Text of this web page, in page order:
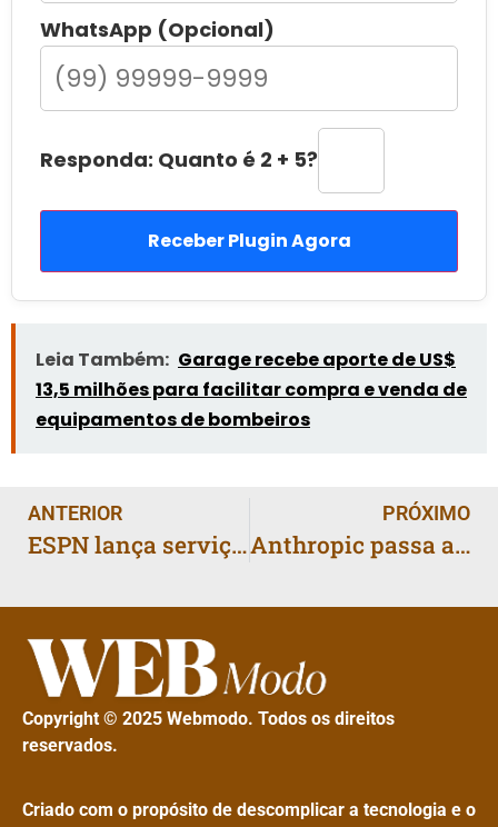
WhatsApp (Opcional)
Responda: Quanto é 2 + 5?
Receber Plugin Agora
Leia Também: Garage recebe aporte de US$
13,5 milhões para facilitar compra e venda de
equipamentos de bombeiros
ANTERIOR
ESPN lança serviço de streaming com feed no estilo TikTok e comentários gerados por IA
PRÓXIMO
Anthropic passa a oferecer Claude Code dentro do pacote Claude for Enterprise
Copyright © 2025 Webmodo. Todos os direitos
reservados.
Criado com o propósito de descomplicar a tecnologia e o